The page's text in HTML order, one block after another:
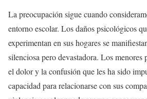
La preocupación sigue cuando
entorno escolar. Los daños psicológicos
experimentan en sus hogares se
silenciosa pero devastadora. Los menores
el dolor y la confusión que les ha sido
capacidad para relacionarse con sus